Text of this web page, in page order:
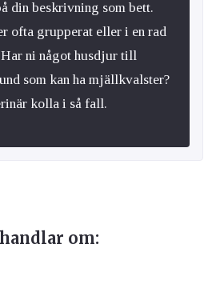
din beskrivning som bett.
ofta grupperat eller i en rad
ni något husdjur till
som kan ha mjällkvalster?
kolla i så fall.
om: